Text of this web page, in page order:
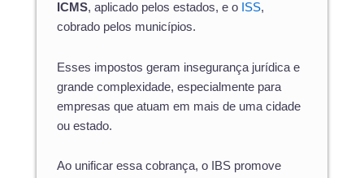
ICMS, aplicado pelos estados, e o ISS,
cobrado pelos municípios.
Esses impostos geram insegurança jurídica e
grande complexidade, especialmente para
empresas que atuam em mais de uma cidade
ou estado.
Ao unificar essa cobrança, o IBS promove